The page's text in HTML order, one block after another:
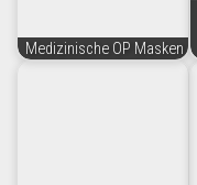
Medizinische OP Masken